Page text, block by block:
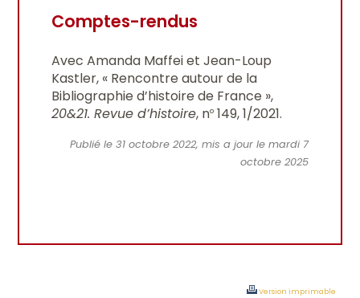
Comptes-rendus
Avec Amanda Maffei et Jean-Loup
Kastler, « Rencontre autour de la
Bibliographie d’histoire de France »,
20&21. Revue d’histoire, no 149, 1/2021.
Publié le 31 octobre 2022, mis a jour le mardi 7
octobre 2025
Version imprimable